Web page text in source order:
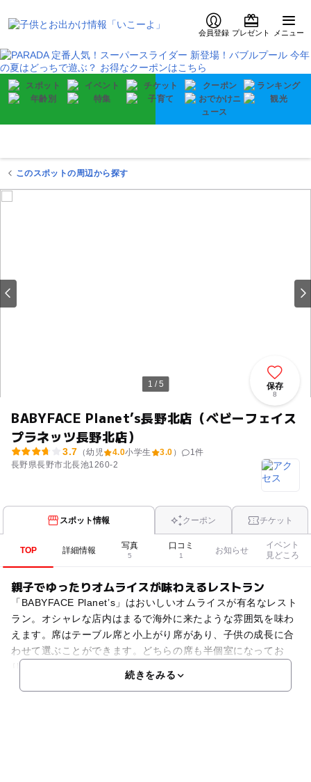
会員登録 プレゼント メニュー
このスポットの周辺から探す
1 / 5
BABYFACE Planet’s長野北店（ベビーフェイス
プラネッツ長野北店）
3.7 （幼児 4.0小学生 3.0 ） 1件
長野県長野市北長池1260-2
保存
8
スポット情報 クーポン チケット
TOP 詳細情報 写真
5
口コミ
1
お知らせ
イベント
見どころ
親子でゆったりオムライスが味わえるレストラン
「BABYFACE Planet’s」はおいしいオムライスが有名なレスト
ラン。オシャレな店内はまるで海外に来たような雰囲気を味わ
えます。席はテーブル席と小上がり席があり、子供の成長に合
わせて選ぶことができます。どちらの席も半個室になってお
り、カーテンを閉めると周囲の目を気にせずゆ
続きをみる